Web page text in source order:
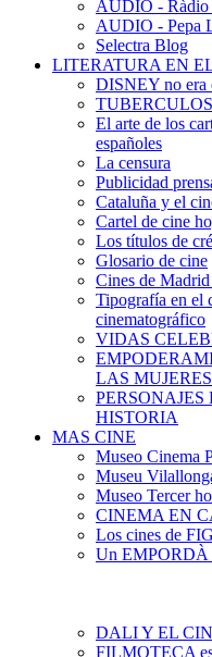
AUDIO - Ràdio
AUDIO - Pepa
Selectra Blog
LITERATURA EN
DISNEY no era
El arte de los
españoles
La censura
Publicidad
Cataluña y el
Cartel de cine
Los títulos de
Glosario de cine
Cines de
Tipografía en el
cinematográfico
VIDAS
LAS MUJERES
PERSONAJES
HISTORIA
MAS CINE
Museo Cinema
Museu
Museo Tercer
CINEMA EN
Los cines de
Un EMPORDÀ
DALI Y EL
FILMOTECA